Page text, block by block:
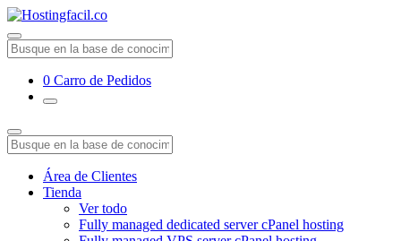
0 Carro de Pedidos
Área de Clientes
Tienda
Ver todo
Fully managed dedicated server cPanel hosting